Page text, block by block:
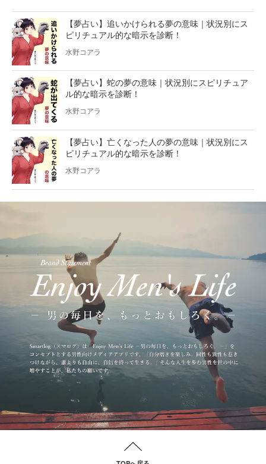
【夢占い】追いかけられる夢の意味｜状況別にス
ピリチュアル的な暗示を診断！
水野コアラ
【夢占い】蛇の夢の意味｜状況別にスピリチュア
ル的な暗示を診断！
水野コアラ
【夢占い】亡くなった人の夢の意味｜状況別にス
ピリチュアル的な暗示を診断！
水野コアラ